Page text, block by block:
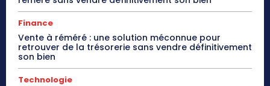
Finance
Vente à réméré : une solution méconnue pour
retrouver de la trésorerie sans vendre définitivement
son bien
Technologie